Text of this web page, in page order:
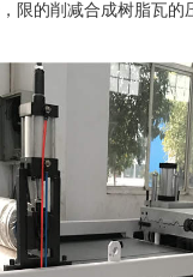
限的削减合成树脂瓦的